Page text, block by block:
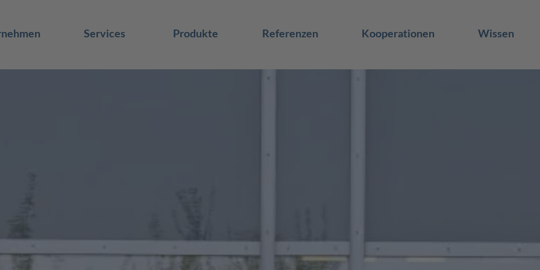
Services Produkte Referenzen Kooperationen Wissen